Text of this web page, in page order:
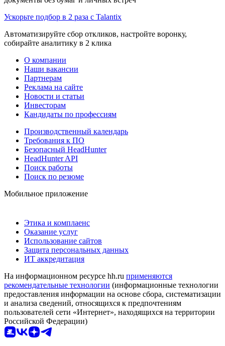
Ускорьте подбор в 2 раза с Talantix
Автоматизируйте сбор откликов, настройте воронку,
собирайте аналитику в 2 клика
О компании
Наши вакансии
Партнерам
Реклама на сайте
Новости и статьи
Инвесторам
Кандидаты по профессиям
Производственный календарь
Требования к ПО
Безопасный HeadHunter
HeadHunter API
Поиск работы
Поиск по резюме
Мобильное приложение
Этика и комплаенс
Оказание услуг
Использование сайтов
Защита персональных данных
ИТ аккредитация
На информационном ресурсе hh.ru применяются
рекомендательные технологии (информационные технологии
предоставления информации на основе сбора, систематизации
и анализа сведений, относящихся к предпочтениям
пользователей сети «Интернет», находящихся на территории
Российской Федерации)